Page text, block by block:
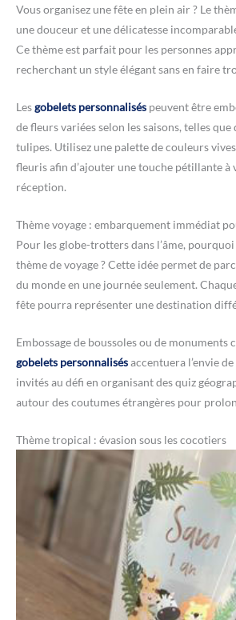
Vous organisez une fête en plein air ? Le
une douceur et une délicatesse
Ce thème est parfait pour les personnes
recherchant un style élégant sans en faire
Lesgobelets personnalisés peuvent être
de fleurs variées selon les saisons, telles que
tulipes. Utilisez une palette de couleurs
fleuris afin d’ajouter une touche pétillante à
réception.
Thème voyage : embarquement immédiat
Pour les globe-trotters dans l’âme,
thème de voyage ? Cette idée permet de
du monde en une journée seulement.
fête pourra représenter une destination
Embossage de boussoles ou de monuments
gobelets personnalisésaccentuera l’envie
invités au défi en organisant des quiz
autour des coutumes étrangères pour
Thème tropical : évasion sous les cocotiers